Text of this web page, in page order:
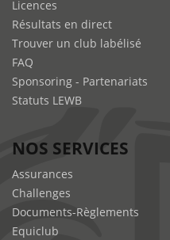
Licences
Résultats en direct
Trouver un club labélisé
FAQ
Sponsoring - Partenariats
Statuts LEWB
NOS SERVICES
Assurances
Challenges
Documents-Règlements
Equiclub